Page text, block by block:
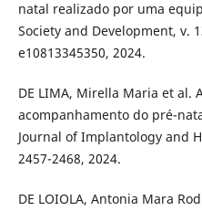
natal realizado por uma
Society and Development, v.
e10813345350, 2024.
DE LIMA, Mirella Maria et al.
acompanhamento do pré-
Journal of Implantology and
2457-2468, 2024.
DE LOIOLA, Antonia Mara